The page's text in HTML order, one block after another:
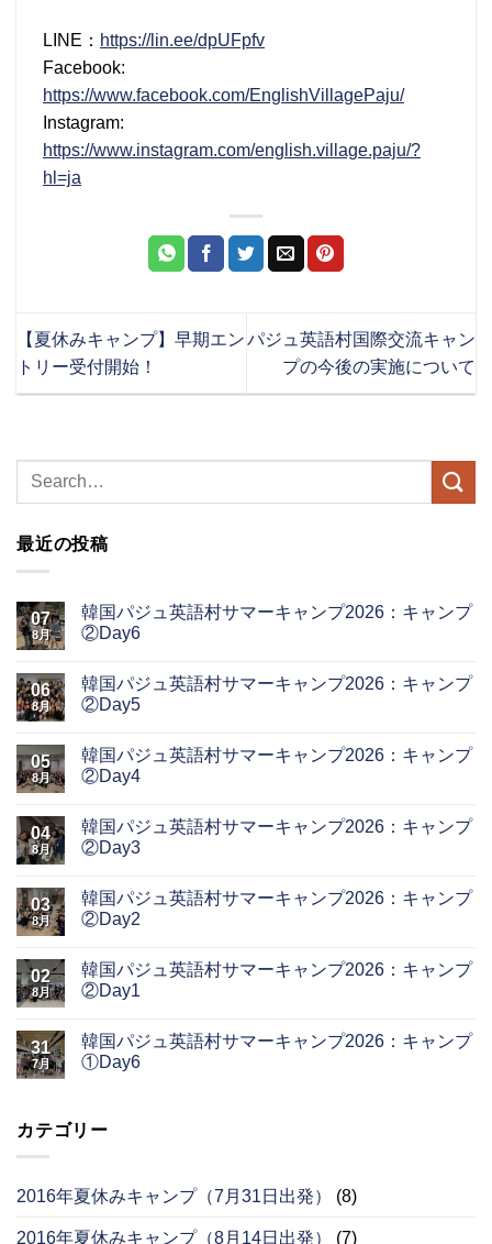
LINE： https://lin.ee/dpUFpfv
Facebook:
https://www.facebook.com/EnglishVillagePaju/
Instagram:
https://www.instagram.com/english.village.paju/?
hl=ja
【夏休みキャンプ】早期エン
トリー受付開始！
パジュ英語村国際交流キャン
プの今後の実施について
最近の投稿
07
8月
韓国パジュ英語村サマーキャンプ2026：キャンプ
②Day6
06
8月
韓国パジュ英語村サマーキャンプ2026：キャンプ
②Day5
05
8月
韓国パジュ英語村サマーキャンプ2026：キャンプ
②Day4
04
8月
韓国パジュ英語村サマーキャンプ2026：キャンプ
②Day3
03
8月
韓国パジュ英語村サマーキャンプ2026：キャンプ
②Day2
02
8月
韓国パジュ英語村サマーキャンプ2026：キャンプ
②Day1
31
7月
韓国パジュ英語村サマーキャンプ2026：キャンプ
①Day6
カテゴリー
2016年夏休みキャンプ（7月31日出発） (8)
2016年夏休みキャンプ（8月14日出発） (7)